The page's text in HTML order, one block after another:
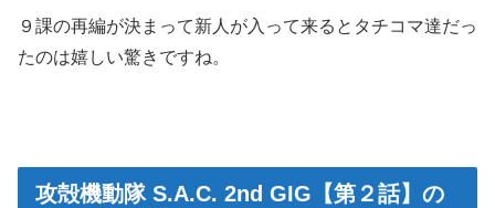
９課の再編が決まって新人が入って来るとタチコマ達だっ
たのは嬉しい驚きですね。
攻殻機動隊 S.A.C. 2nd GIG【第２話】の